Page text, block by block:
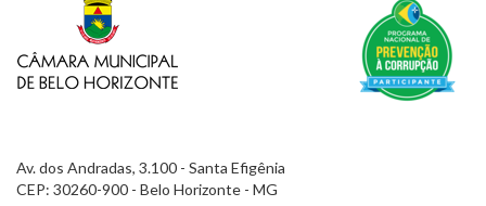
Av. dos Andradas, 3.100 - Santa Efigênia
CEP: 30260-900 - Belo Horizonte - MG